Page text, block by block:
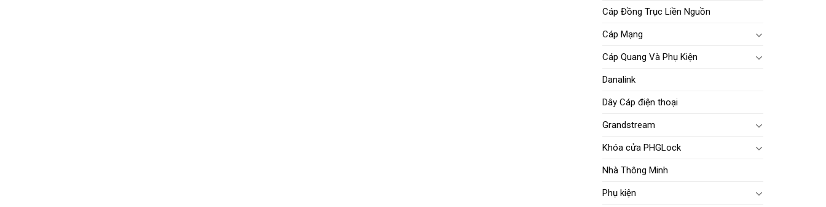
Cáp Đồng Trục Liền Nguồn
Cáp Mạng
Cáp Quang Và Phụ Kiện
Danalink
Dây Cáp điện thoại
Grandstream
Khóa cửa PHGLock
Nhà Thông Minh
Phụ kiện